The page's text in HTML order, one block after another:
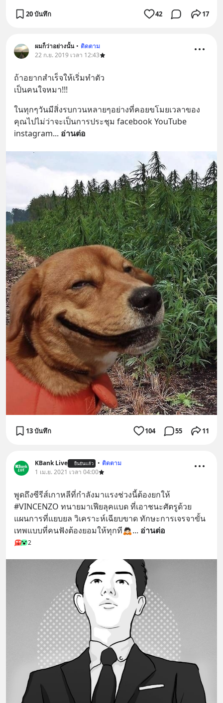
20 บันทึก 42 17
ผมก็ว่าอย่างนั้น • ติดตาม
22 ก.ย. 2019 เวลา 12:43
ถ้าอยากสำเร็จให้เริ่มทำตัว
เป็นคนใจหมา!!!
ในทุกๆวันมีสิ่งรบกวนหลายๆอย่างที่คอยขโมยเวลาของ
คุณไปไม่ว่าจะเป็นการประชุม facebook YouTube
instagram... อ่านต่อ
13 บันทึก 104 55 11
KBank Live ยืนยันแล้ว • ติดตาม
1 เม.ย. 2021 เวลา 04:00
พูดถึงซีรีส์เกาหลีที่กำลังมาแรงช่วงนี้ต้องยกให้
#VINCENZO ทนายมาเฟียลุคแบด ที่เอาชนะศัตรูด้วย
แผนการที่แยบยล วิเคราะห์เฉียบขาด ทักษะการเจรจาขั้น
เทพแบบที่คนฟังต้องยอมให้ทุกที🙇🏻... อ่านต่อ
2